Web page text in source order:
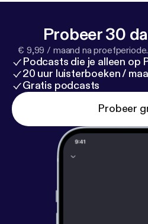
Probeer 30
€ 9,99 / maand na proefperiode.
Podcasts die je alleen op
20 uur luisterboeken /
Gratis podcasts
Probeer